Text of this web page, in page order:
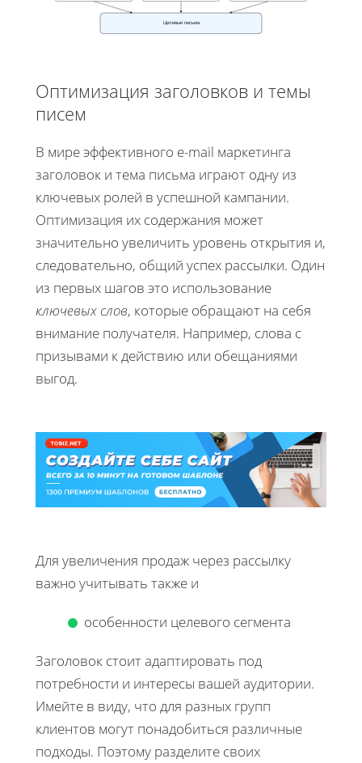
Целевые письма
Оптимизация заголовков и темы
писем
В мире эффективного e-mail маркетинга
заголовок и тема письма играют одну из
ключевых ролей в успешной кампании.
Оптимизация их содержания может
значительно увеличить уровень открытия и,
следовательно, общий успех рассылки. Один
из первых шагов это использование
ключевых слов, которые обращают на себя
внимание получателя. Например, слова с
призывами к действию или обещаниями
выгод.
Для увеличения продаж через рассылку
важно учитывать также и
особенности целевого сегмента
Заголовок стоит адаптировать под
потребности и интересы вашей аудитории.
Имейте в виду, что для разных групп
клиентов могут понадобиться различные
подходы. Поэтому разделите своих